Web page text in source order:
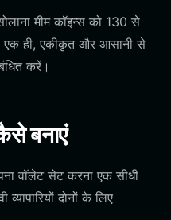
मीम कॉइन्स को 130 से
एक ही, एकीकृत और आसानी से
करें।
बनाएं
वॉलेट सेट करना एक सीधी
दोनों के लिए